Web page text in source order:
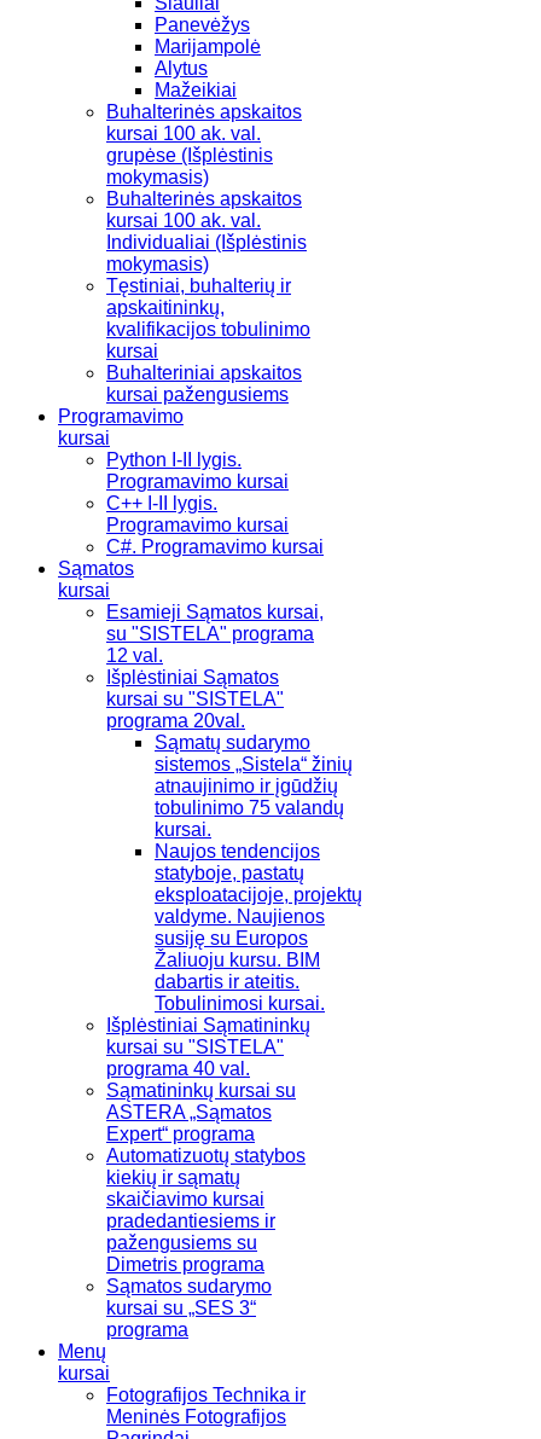
Panevėžys
Marijampolė
Alytus
Mažeikiai
Buhalterinės apskaitos
kursai 100 ak. val.
grupėse (Išplėstinis
mokymasis)
Buhalterinės apskaitos
kursai 100 ak. val.
Individualiai (Išplėstinis
mokymasis)
Tęstiniai, buhalterių ir
apskaitininkų,
kvalifikacijos tobulinimo
kursai
Buhalteriniai apskaitos
kursai pažengusiems
Programavimo
kursai
Python I-II lygis.
Programavimo kursai
C++ I-II lygis.
Programavimo kursai
C#. Programavimo kursai
Sąmatos
kursai
Esamieji Sąmatos kursai,
su "SISTELA" programa
12 val.
Išplėstiniai Sąmatos
kursai su "SISTELA"
programa 20val.
Sąmatų sudarymo
sistemos „Sistela“ žinių
atnaujinimo ir įgūdžių
tobulinimo 75 valandų
kursai.
Naujos tendencijos
statyboje, pastatų
eksploatacijoje, projektų
valdyme. Naujienos
susiję su Europos
Žaliuoju kursu. BIM
dabartis ir ateitis.
Tobulinimosi kursai.
Išplėstiniai Sąmatininkų
kursai su "SISTELA"
programa 40 val.
Sąmatininkų kursai su
ASTERA „Sąmatos
Expert“ programa
Automatizuotų statybos
kiekių ir sąmatų
skaičiavimo kursai
pradedantiesiems ir
pažengusiems su
Dimetris programa
Sąmatos sudarymo
kursai su „SES 3“
programa
Menų
kursai
Fotografijos Technika ir
Meninės Fotografijos